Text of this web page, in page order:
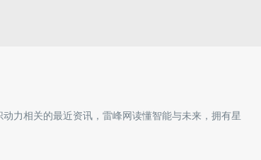
动力相关的最近资讯，雷峰网读懂智能与未来，拥有星